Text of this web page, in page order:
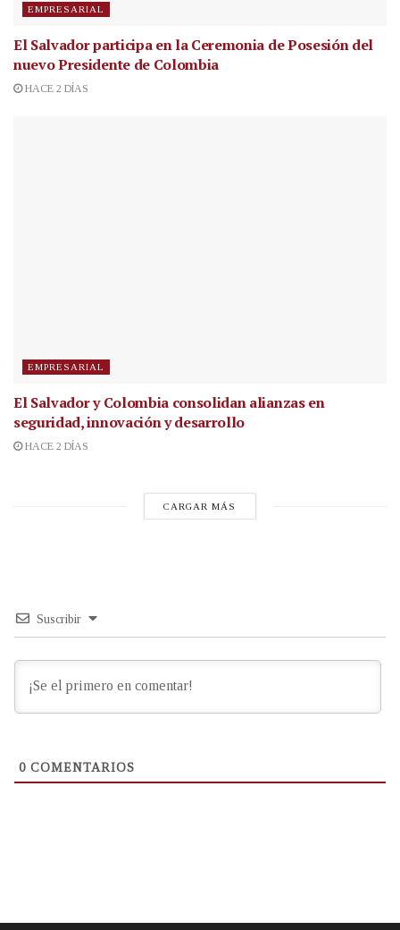
EMPRESARIAL
El Salvador participa en la Ceremonia de Posesión del
nuevo Presidente de Colombia
HACE 2 DÍAS
EMPRESARIAL
El Salvador y Colombia consolidan alianzas en
seguridad, innovación y desarrollo
HACE 2 DÍAS
CARGAR MÁS
Suscribir
0 COMENTARIOS